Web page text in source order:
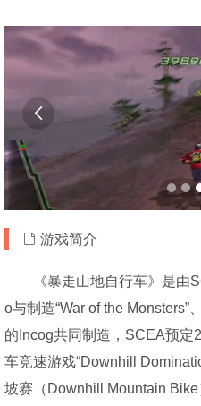

游戏简介
《暴走山地自行车》是由
o与制造“War of the Monsters”
的Incog共同制造，SCEA预定
车竞速游戏“Downhill
坡赛（Downhill Mountain